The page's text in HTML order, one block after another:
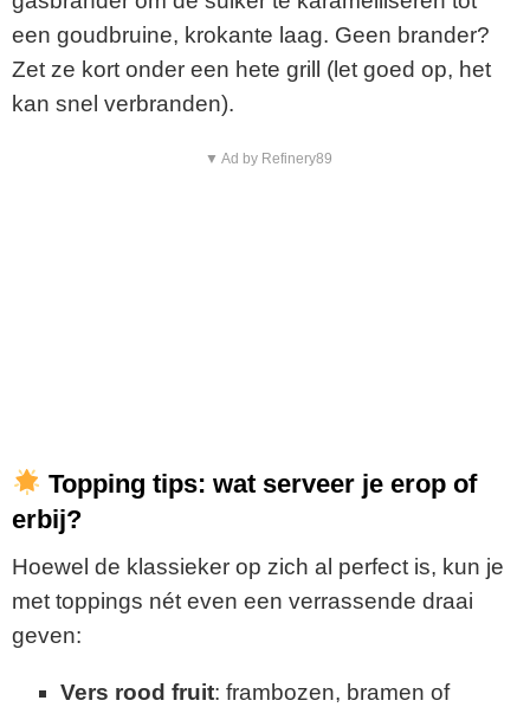
een goudbruine, krokante laag. Geen brander?
Zet ze kort onder een hete grill (let goed op, het
kan snel verbranden).
▼ Ad by Refinery89
Topping tips: wat serveer je erop of
erbij?
Hoewel de klassieker op zich al perfect is, kun je
met toppings nét even een verrassende draai
geven:
Vers rood fruit: frambozen, bramen of